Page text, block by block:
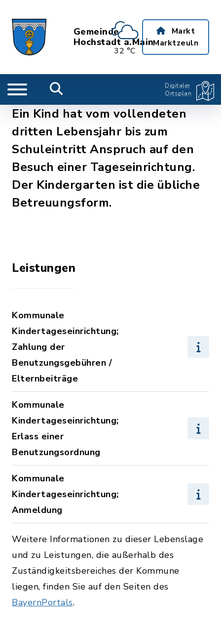
Gemeinde
Hochstadt a.Main
32 °C
Markt
Marktzeuln
Digitaler
Ortsplan
Ein Kind hat vom vollendeten
dritten Lebensjahr bis zum
Schuleintritt Anspruch auf den
Besuch einer Tageseinrichtung.
Der Kindergarten ist die übliche
Betreuungsform.
Leistungen
Kommunale
Kindertageseinrichtung;
Zahlung der
Benutzungsgebühren /
Elternbeiträge
Kommunale
Kindertageseinrichtung;
Erlass einer
Benutzungsordnung
Kommunale
Kindertageseinrichtung;
Anmeldung
Weitere Informationen zu dieser Lebenslage
und zu Leistungen, die außerhalb des
Zuständigkeitsbereiches der Kommune
liegen, finden Sie auf den Seiten des
BayernPortals.